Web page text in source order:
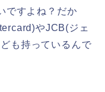
ですよね？だか
やJCB(ジェ
も持っているんで